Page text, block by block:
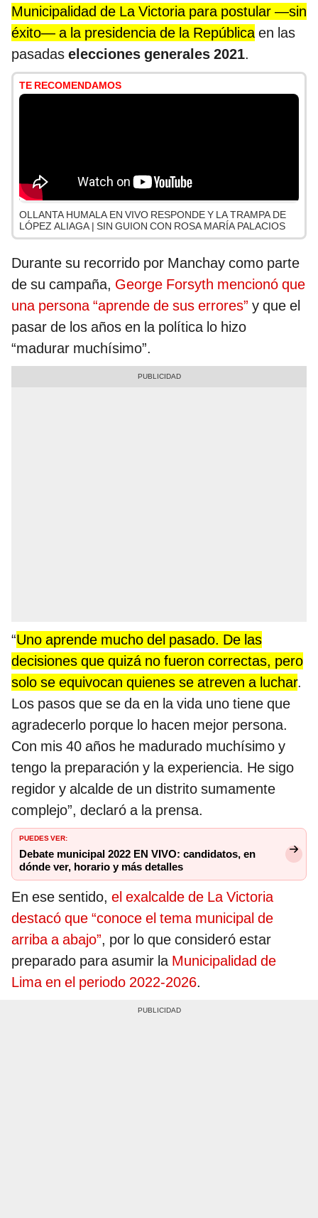
Municipalidad de La Victoria para postular —sin
éxito— a la presidencia de la Repúblicaen las
pasadas elecciones generales 2021.
TE RECOMENDAMOS
OLLANTA HUMALA EN VIVO RESPONDE Y LA TRAMPA DE
LÓPEZ ALIAGA | SIN GUION CON ROSA MARÍA PALACIOS
Durante su recorrido por Manchay como parte
de su campaña, George Forsyth mencionó que
una persona “aprende de sus errores” y que el
pasar de los años en la política lo hizo
“madurar muchísimo”.
“Uno aprende mucho del pasado. De las
decisiones que quizá no fueron correctas, pero
solo se equivocan quienes se atreven a luchar.
Los pasos que se da en la vida uno tiene que
agradecerlo porque lo hacen mejor persona.
Con mis 40 años he madurado muchísimo y
tengo la preparación y la experiencia. He sigo
regidor y alcalde de un distrito sumamente
complejo”, declaró a la prensa.
PUEDES VER:
Debate municipal 2022 EN VIVO: candidatos, en
dónde ver, horario y más detalles
En ese sentido, el exalcalde de La Victoria
destacó que “conoce el tema municipal de
arriba a abajo”, por lo que consideró estar
preparado para asumir la Municipalidad de
Lima en el periodo 2022-2026.